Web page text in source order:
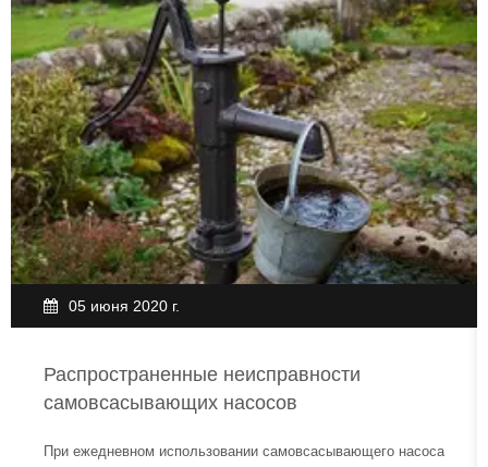
05 июня 2020 г.
Распространенные неисправности
самовсасывающих насосов
При ежедневном использовании самовсасывающего насоса